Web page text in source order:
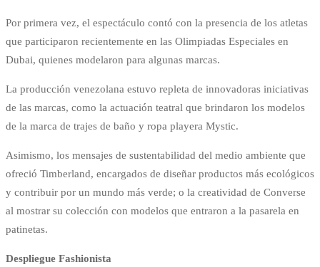
Por primera vez, el espectáculo contó con la presencia de los atletas
que participaron recientemente en las Olimpiadas Especiales en
Dubai, quienes modelaron para algunas marcas.
La producción venezolana estuvo repleta de innovadoras iniciativas
de las marcas, como la actuación teatral que brindaron los modelos
de la marca de trajes de baño y ropa playera Mystic.
Asimismo, los mensajes de sustentabilidad del medio ambiente que
ofreció Timberland, encargados de diseñar productos más ecológicos
y contribuir por un mundo más verde; o la creatividad de Converse
al mostrar su colección con modelos que entraron a la pasarela en
patinetas.
Despliegue Fashionista